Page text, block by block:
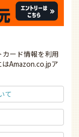
ード情報を利用
Amazon.co.jpア
て